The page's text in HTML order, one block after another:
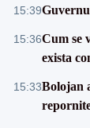
15:39
15:36Cum se
exista
15:33Bolojan